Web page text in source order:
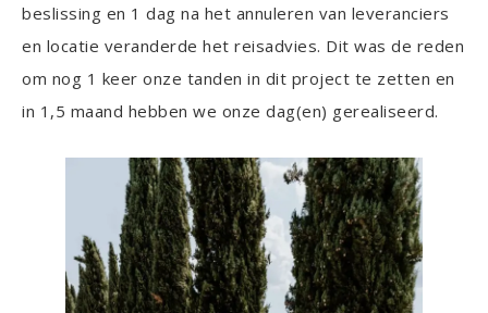
beslissing en 1 dag na het annuleren van leveranciers
en locatie veranderde het reisadvies. Dit was de reden
om nog 1 keer onze tanden in dit project te zetten en
in 1,5 maand hebben we onze dag(en) gerealiseerd.